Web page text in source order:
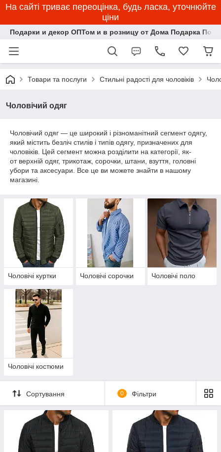
На сайті триває переоцінка, будь ласка, уточнюйте
ціни
Подарки и декор ОПТом и в розницу от Дома Подарка
Товари та послуги Стильні радості для чоловіків
Чоловічий одяг
Чоловічий одяг — це широкий і різноманітний сегмент одягу,
який містить безліч стилів і типів одягу, призначених для
чоловіків. Цей сегмент можна розділити на категорії, як-
от верхній одяг, трикотаж, сорочки, штани, взуття, головні
убори та аксесуари. Все це ви можете знайти в нашому
магазині.
Чоловічі куртки Чоловічі сорочки Чоловічі поло
Чоловічі костюми
Сортування 0 Фільтри